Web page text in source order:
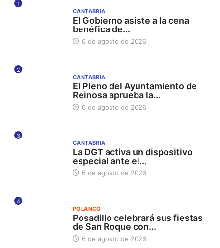
1
CANTABRIA
El Gobierno asiste a la cena
benéfica de...
6 de agosto de 2026
2
CANTABRIA
El Pleno del Ayuntamiento de
Reinosa aprueba la...
6 de agosto de 2026
3
CANTABRIA
La DGT activa un dispositivo
especial ante el...
6 de agosto de 2026
4
POLANCO
Posadillo celebrará sus fiestas
de San Roque con...
6 de agosto de 2026